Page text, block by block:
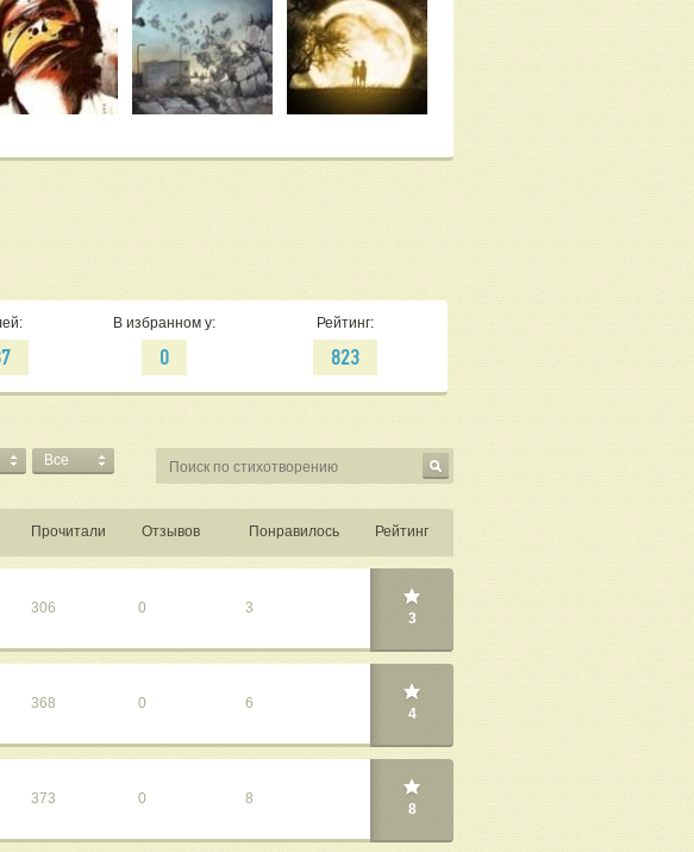
В избранном у:
0
Рейтинг:
823
Все
Прочитали Отзывов Понравилось Рейтинг
306 0 3
3
368 0 6
4
373 0 8
8